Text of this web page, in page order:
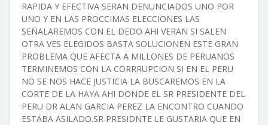
RAPIDA Y EFECTIVA SERAN DENUNCIADOS UNO POR
UNO Y EN LAS PROCCIMAS ELECCIONES LAS
SEÑALAREMOS CON EL DEDO AHI VERAN SI SALEN
OTRA VES ELEGIDOS BASTA SOLUCIONEN ESTE GRAN
PROBLEMA QUE AFECTA A MILLONES DE PERUANOS
TERMINEMOS CON LA CORRRUPCION SI EN EL PERU
NO SE NOS HACE JUSTICIA LA BUSCAREMOS EN LA
CORTE DE LA HAYA AHI DONDE EL SR PRESIDENTE DEL
PERU DR ALAN GARCIA PEREZ LA ENCONTRO CUANDO
ESTABA ASILADO.SR PRESIDNTE LE GUSTARIA QUE EN